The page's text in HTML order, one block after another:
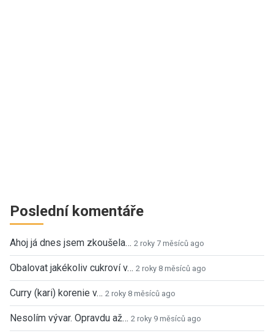
Poslední komentáře
Ahoj já dnes jsem zkoušela… 2 roky 7 měsíců ago
Obalovat jakékoliv cukroví v… 2 roky 8 měsíců ago
Curry (kari) korenie v… 2 roky 8 měsíců ago
Nesolím vývar. Opravdu až… 2 roky 9 měsíců ago